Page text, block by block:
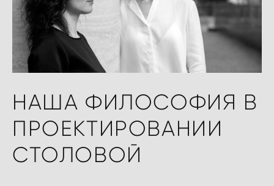
НАША ФИЛОСОФИЯ В
ПРОЕКТИРОВАНИИ
СТОЛОВОЙ